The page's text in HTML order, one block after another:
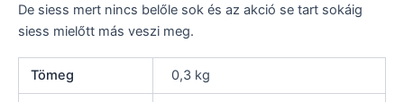
De siess mert nincs belőle sok és az akció se tart sokáig
siess mielőtt más veszi meg.
Tömeg 0,3 kg